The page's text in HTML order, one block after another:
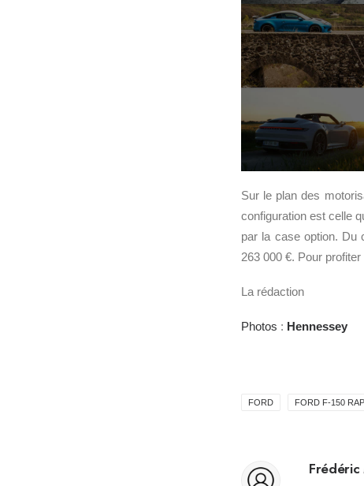
Sur le plan des
configuration est celle
par la case option. Du
263 000 €. Pour
La rédaction
Photos : Hennessey
FORD FORD F-150
Frédéric